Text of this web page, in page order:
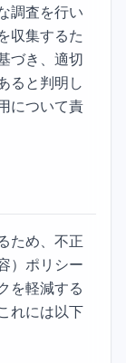
調査を行い
収集するた
づき、適切
ると判明し
について責
ため、不正
）ポリシー
を軽減する
れには以下